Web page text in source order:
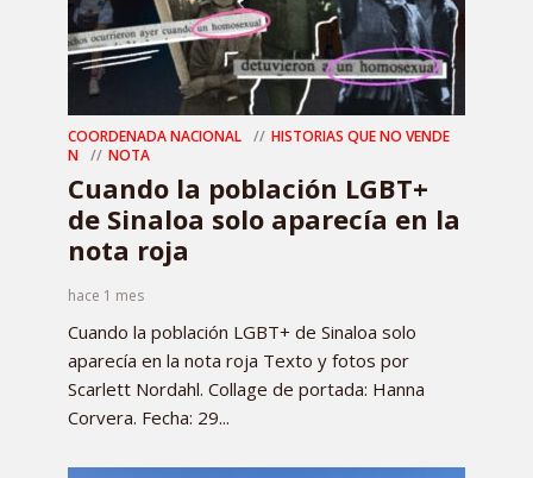
COORDENADA NACIONAL
HISTORIAS QUE NO VENDE
N
NOTA
Cuando la población LGBT+
de Sinaloa solo aparecía en la
nota roja
hace 1 mes
Cuando la población LGBT+ de Sinaloa solo
aparecía en la nota roja Texto y fotos por
Scarlett Nordahl. Collage de portada: Hanna
Corvera. Fecha: 29...